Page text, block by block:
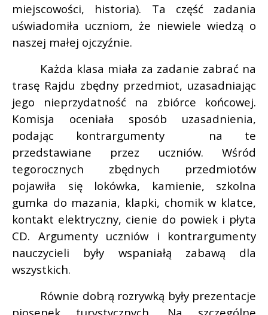
miejscowości, historia). Ta część zadania
uświadomiła uczniom, że niewiele wiedzą o
naszej małej ojczyźnie.
Każda klasa miała za zadanie zabrać na
trasę Rajdu zbędny przedmiot, uzasadniając
jego nieprzydatność na zbiórce końcowej.
Komisja oceniała sposób uzasadnienia,
podając kontrargumenty
na te
przedstawiane przez uczniów. Wśród
tegorocznych zbędnych przedmiotów
pojawiła się lokówka, kamienie, szkolna
gumka do mazania, klapki, chomik w klatce,
kontakt elektryczny, cienie do powiek i płyta
CD. Argumenty uczniów i kontrargumenty
nauczycieli były wspaniałą zabawą dla
wszystkich.
Równie dobrą rozrywką były prezentacje